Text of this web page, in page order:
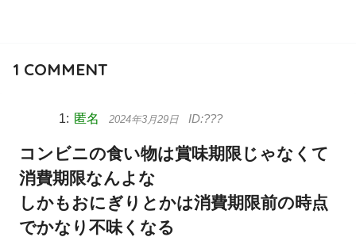
1 COMMENT
匿名 2024年3月29日
コンビニの食い物は賞味期限じゃなくて
消費期限なんよな
しかもおにぎりとかは消費期限前の時点
でかなり不味くなる